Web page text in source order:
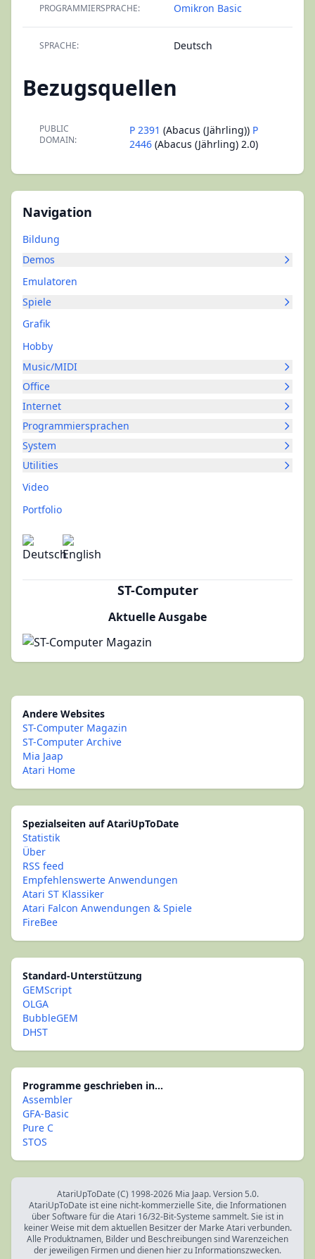
Navigation
Bildung
Demos
Emulatoren
Spiele
Grafik
Hobby
Music/MIDI
Office
Internet
Programmiersprachen
System
Utilities
Video
Portfolio
ST-Computer
Aktuelle Ausgabe
PROGRAMMIERSPRACHE: Omikron Basic
SPRACHE: Deutsch
Bezugsquellen
PUBLIC
DOMAIN:
P 2391 (Abacus (Jährling)) P
2446 (Abacus (Jährling) 2.0)
Andere Websites
ST-Computer Magazin
ST-Computer Archive
Mia Jaap
Atari Home
Spezialseiten auf AtariUpToDate
Statistik
Über
RSS feed
Empfehlenswerte Anwendungen
Atari ST Klassiker
Atari Falcon Anwendungen & Spiele
FireBee
Standard-Unterstützung
GEMScript
OLGA
BubbleGEM
DHST
Programme geschrieben in...
Assembler
GFA-Basic
Pure C
STOS
AtariUpToDate (C) 1998-2026 Mia Jaap. Version 5.0.
AtariUpToDate ist eine nicht-kommerzielle Site, die Informationen
über Software für die Atari 16/32-Bit-Systeme sammelt. Sie ist in
keiner Weise mit dem aktuellen Besitzer der Marke Atari verbunden.
Alle Produktnamen, Bilder und Beschreibungen sind Warenzeichen
der jeweiligen Firmen und dienen hier zu Informationszwecken.